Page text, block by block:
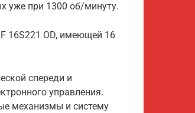
уже при 1300 об/минуту.
16S221 OD, имеющей 16
спереди и
управления.
механизмы и систему